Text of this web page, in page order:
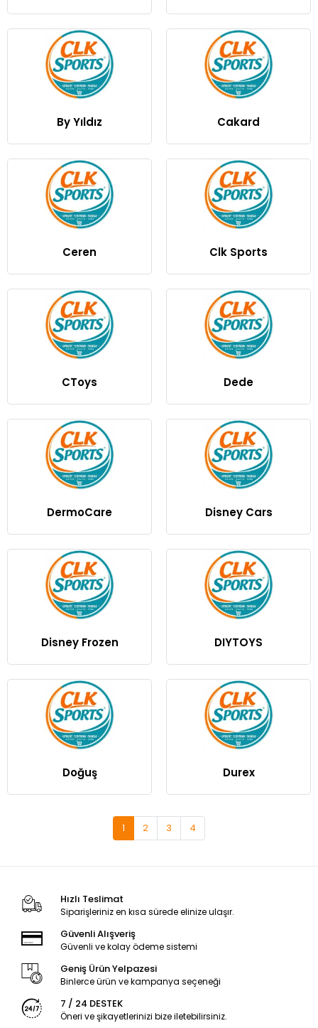
By Yıldız Cakard
Ceren Clk Sports
CToys Dede
DermoCare Disney Cars
Disney Frozen DIYTOYS
Doğuş Durex
1 2 3 4
Hızlı Teslimat
Siparişleriniz en kısa sürede elinize ulaşır.
Güvenli Alışveriş
Güvenli ve kolay ödeme sistemi
Geniş Ürün Yelpazesi
Binlerce ürün ve kampanya seçeneği
7 / 24 DESTEK
Öneri ve şikayetlerinizi bize iletebilirsiniz.